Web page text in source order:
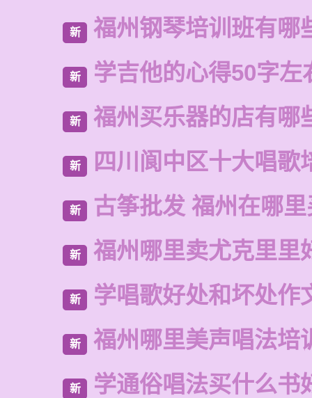
新 福州钢琴培训班有哪
新 学吉他的心得50字左
新 福州买乐器的店有哪
新 四川阆中区十大唱歌
新 古筝批发 福州在哪
新 福州哪里卖尤克里里
新 学唱歌好处和坏处作
新 福州哪里美声唱法培
新 学通俗唱法买什么书